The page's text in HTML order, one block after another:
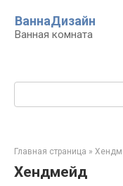
контенту
ВаннаДизайн
Ванная комната
Поиск:
Главная страница »
Хендмейд